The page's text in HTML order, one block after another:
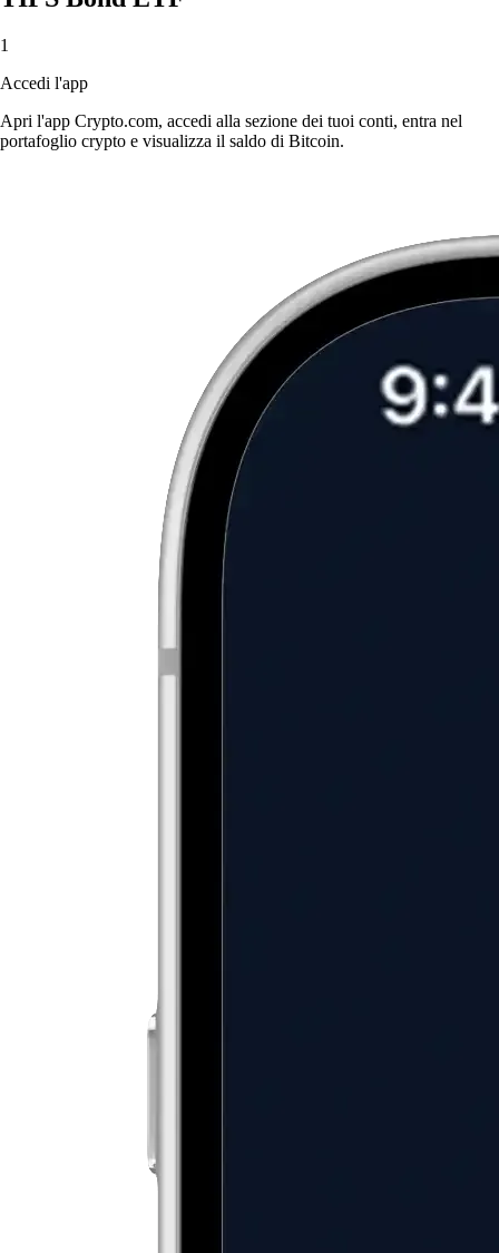
1
Accedi l'app
Apri l'app Crypto.com, accedi alla sezione dei tuoi conti, entra nel
portafoglio crypto e visualizza il saldo di Bitcoin.